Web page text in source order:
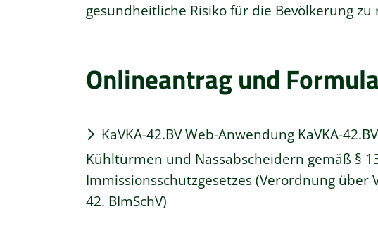
gesundheitliche Risiko für die Bevölkerung
Onlineantrag und
KaVKA-42.BVWeb-Anwendung KaVKA-
Kühltürmen und Nassabscheidern gemäß §
Immissionsschutzgesetzes (Verordnung
42. BImSchV)